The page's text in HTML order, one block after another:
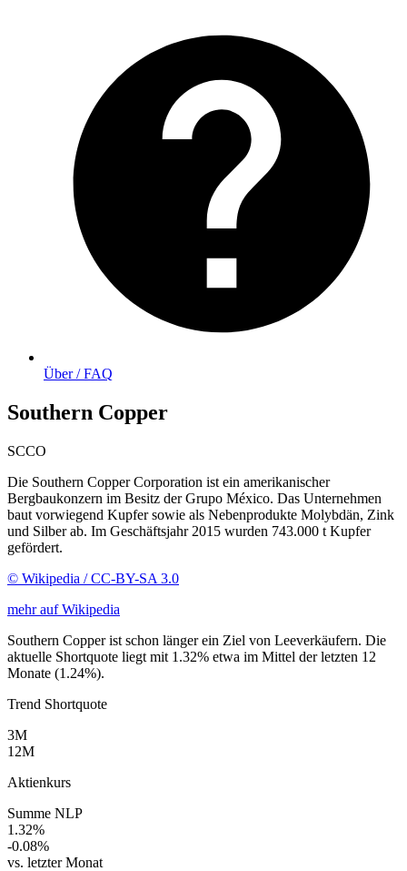
Über / FAQ
Southern Copper
SCCO
Die Southern Copper Corporation ist ein amerikanischer
Bergbaukonzern im Besitz der Grupo México. Das Unternehmen
baut vorwiegend Kupfer sowie als Nebenprodukte Molybdän, Zink
und Silber ab. Im Geschäftsjahr 2015 wurden 743.000 t Kupfer
gefördert.
© Wikipedia / CC-BY-SA 3.0
mehr auf Wikipedia
Southern Copper ist schon länger ein Ziel von Leeverkäufern. Die
aktuelle Shortquote liegt mit 1.32% etwa im Mittel der letzten 12
Monate (1.24%).
Trend Shortquote
3M
12M
Aktienkurs
Summe NLP
1.32%
-0.08%
vs. letzter Monat